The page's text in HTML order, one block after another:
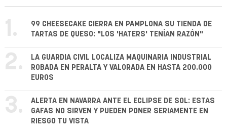
1.
99 CHEESECAKE CIERRA EN PAMPLONA SU TIENDA DE
TARTAS DE QUESO: "LOS 'HATERS' TENÍAN RAZÓN"
2.
LA GUARDIA CIVIL LOCALIZA MAQUINARIA INDUSTRIAL
ROBADA EN PERALTA Y VALORADA EN HASTA 200.000
EUROS
3.
ALERTA EN NAVARRA ANTE EL ECLIPSE DE SOL: ESTAS
GAFAS NO SIRVEN Y PUEDEN PONER SERIAMENTE EN
RIESGO TU VISTA